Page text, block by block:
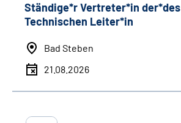
Ständige*r Vertreter*in der*des
Technischen Leiter*in
Bad Steben
21.08.2026